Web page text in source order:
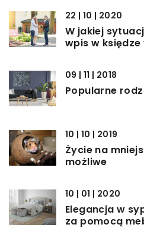
22 | 10 | 2020
W jakiej
wpis w
09 | 11 | 2018
Popularne
10 | 10 | 2019
Życie na
możliwe
10 | 01 | 2020
Elegancja w
za pomocą